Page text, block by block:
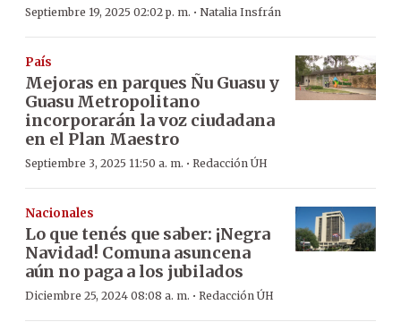
Septiembre 19, 2025 02:02 p. m. · Natalia Insfrán
País
Mejoras en parques Ñu Guasu y
Guasu Metropolitano
incorporarán la voz ciudadana
en el Plan Maestro
Septiembre 3, 2025 11:50 a. m. · Redacción ÚH
Nacionales
Lo que tenés que saber: ¡Negra
Navidad! Comuna asuncena
aún no paga a los jubilados
Diciembre 25, 2024 08:08 a. m. · Redacción ÚH